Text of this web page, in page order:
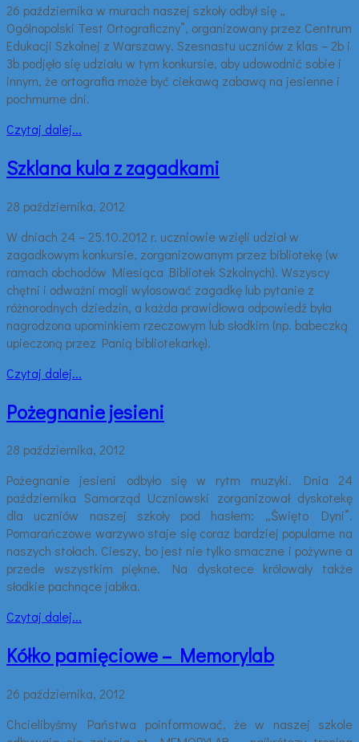
26 października w murach naszej szkoły odbył się „
Ogólnopolski Test Ortograficzny”, organizowany przez Centrum
Edukacji Szkolnej z Warszawy. Szesnastu uczniów z klas – 2b i
3b podjęło się udziału w tym konkursie, aby udowodnić sobie i
innym, że ortografia może być ciekawą zabawą na jesienne i
pochmurne dni.
Czytaj dalej...
Szklana kula z zagadkami
28 października, 2012
W dniach 24 – 25.10.2012 r. uczniowie wzięli udział w
zagadkowym konkursie, zorganizowanym przez bibliotekę (w
ramach obchodów Miesiąca Bibliotek Szkolnych). Wszyscy
chętni i odważni mogli wylosować zagadkę lub pytanie z
różnorodnych dziedzin, a każda prawidłowa odpowiedź była
nagrodzona upominkiem rzeczowym lub słodkim (np. babeczką
upieczoną przez Panią bibliotekarkę).
Czytaj dalej...
Pożegnanie jesieni
28 października, 2012
Pożegnanie jesieni odbyło się w rytm muzyki. Dnia 24
października Samorząd Uczniowski zorganizował dyskotekę
dla uczniów naszej szkoły pod hasłem: „Święto Dyni”.
Pomarańczowe warzywo staje się coraz bardziej popularne na
naszych stołach. Cieszy, bo jest nie tylko smaczne i pożywne a
przede wszystkim piękne. Na dyskotece królowały także
słodkie pachnące jabłka.
Czytaj dalej...
Kółko pamięciowe – Memorylab
26 października, 2012
Chcielibyśmy Państwa poinformować, że w naszej szkole